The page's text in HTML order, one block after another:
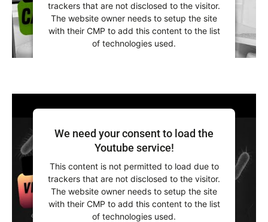
trackers that are not disclosed to the visitor.
The website owner needs to setup the site
with their CMP to add this content to the list
of technologies used.
We need your consent to load the
Youtube service!
This content is not permitted to load due to
trackers that are not disclosed to the visitor.
The website owner needs to setup the site
with their CMP to add this content to the list
of technologies used.